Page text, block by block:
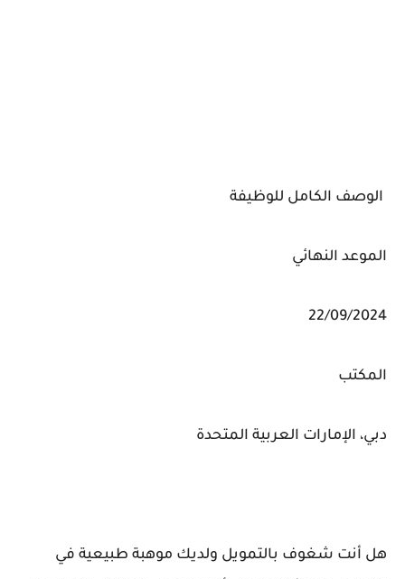
الوصف الكامل للوظيفة
الموعد النهائي
22/09/2024
المكتب
دبي، الإمارات العربية المتحدة
هل أنت شغوف بالتمويل ولديك موهبة طبيعية في